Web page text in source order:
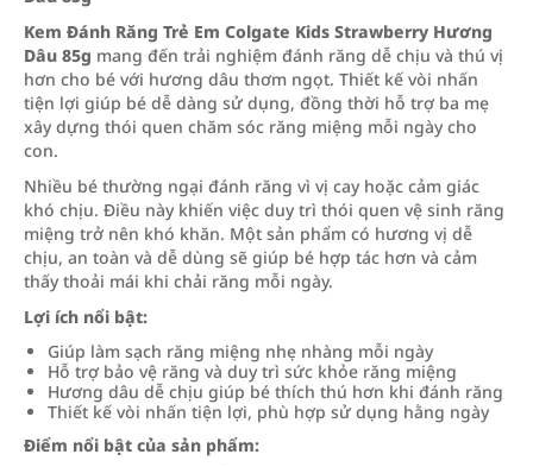
Kem Đánh Răng Trẻ Em Colgate Kids Strawberry Hương
Dâu 85g mang đến trải nghiệm đánh răng dễ chịu và thú vị
hơn cho bé với hương dâu thơm ngọt. Thiết kế vòi nhấn
tiện lợi giúp bé dễ dàng sử dụng, đồng thời hỗ trợ ba mẹ
xây dựng thói quen chăm sóc răng miệng mỗi ngày cho
con.
Nhiều bé thường ngại đánh răng vì vị cay hoặc cảm giác
khó chịu. Điều này khiến việc duy trì thói quen vệ sinh răng
miệng trở nên khó khăn. Một sản phẩm có hương vị dễ
chịu, an toàn và dễ dùng sẽ giúp bé hợp tác hơn và cảm
thấy thoải mái khi chải răng mỗi ngày.
Lợi ích nổi bật:
Giúp làm sạch răng miệng nhẹ nhàng mỗi ngày
Hỗ trợ bảo vệ răng và duy trì sức khỏe răng miệng
Hương dâu dễ chịu giúp bé thích thú hơn khi đánh răng
Thiết kế vòi nhấn tiện lợi, phù hợp sử dụng hằng ngày
Điểm nổi bật của sản phẩm: